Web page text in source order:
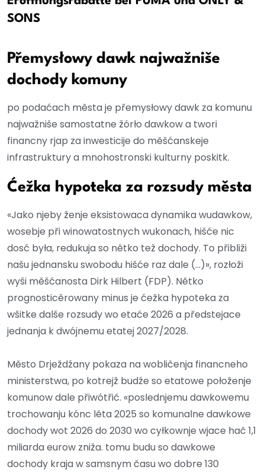
SONS
Přemysłowy dawk najwažniše
dochody komuny
po podaćach města je přemysłowy dawk za komunu
najwažniše samostatne žórło dawkow a twori
financny rjap za inwesticije do měšćanskeje
infrastruktury a mnohostronski kulturny poskitk.
Ćežka hypoteka za rozsudy města
«Jako njeby ženje eksistowaca dynamika wudawkow,
wosebje při winowatostnych wukonach, hišće nic
dosć była, redukuja so nětko tež dochody. To přibliži
našu jednansku swobodu hišće raz dale (...)», rozłoži
wyši měšćanosta Dirk Hilbert (FDP). Nětko
prognosticěrowany minus je ćežka hypoteka za
wšitke dalše rozsudy wo etaće 2026 a předstejace
jednanja k dwójnemu etatej 2027/2028.
Město Drježdźany pokaza na wobličenja financneho
ministerstwa, po kotrejž budźe so etatowe połoženje
komunow dale přiwótřić. «poslednjemu dawkowemu
trochowanju kónc lěta 2025 so komunalne dawkowe
dochody wot 2026 do 2030 wo cyłkownje wjace hač 1,1
miliarda eurow zniža. tomu budu so dawkowe
dochody kraja w samsnym času wo dobre 130